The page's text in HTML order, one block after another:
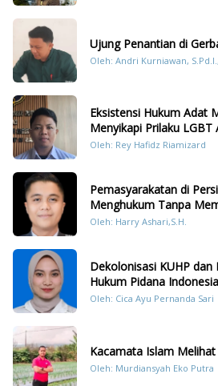
Ujung Penantian di
Oleh: Andri Kurniawan,
Eksistensi Hukum Adat
Menyikapi Prilaku LGBT
Dengan Hukum Pidana
Oleh: Rey Hafidz Riamizard
Pemasyarakatan di
Menghukum Tanpa
Oleh: Harry Ashari,S.H.
Dekolonisasi KUHP
Hukum Pidana Indonesia
Oleh: Cica Ayu Pernanda Sari
Kacamata Islam
Oleh: Murdiansyah Eko Putra